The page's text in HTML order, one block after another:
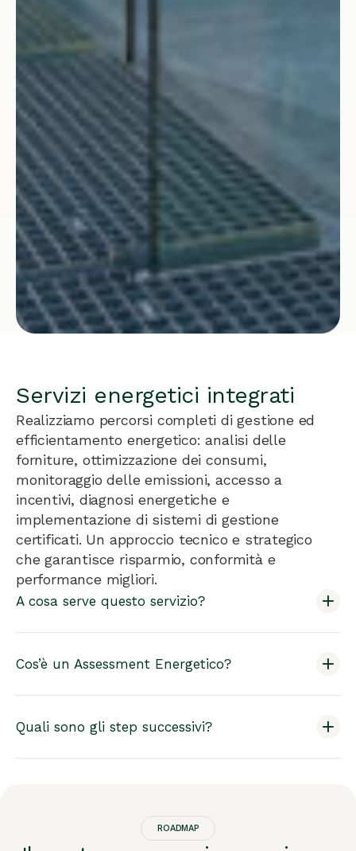
Servizi energetici integrati
Realizziamo percorsi completi di gestione ed
efficientamento energetico: analisi delle
forniture, ottimizzazione dei consumi,
monitoraggio delle emissioni, accesso a
incentivi, diagnosi energetiche e
implementazione di sistemi di gestione
certificati. Un approccio tecnico e strategico
che garantisce risparmio, conformità e
performance migliori.
A cosa serve questo servizio?
Cos’è un Assessment Energetico?
Quali sono gli step successivi?
ROADMAP